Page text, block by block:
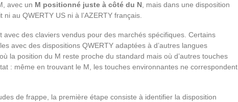
avec un M positionné juste à côté du N, mais dans une disposition
au QWERTY US ni à l’AZERTY français.
avec des claviers vendus pour des marchés spécifiques. Certains
avec des dispositions QWERTY adaptées à d’autres langues
la position du M reste proche du standard mais où d’autres touches
: même en trouvant le M, les touches environnantes ne correspondent
de frappe, la première étape consiste à identifier la disposition